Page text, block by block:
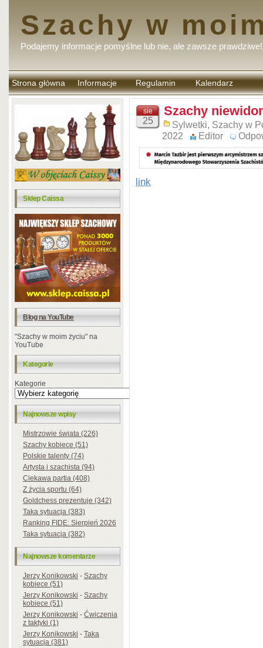
Szachy w
Podajemy informacje pomyślne lub nie, ale zawsze prawdziwe!
Strona główna Informacje Regulamin
komentarzy
Kalendarz
Sklep Caissa
Blog na YouTube
"Szachy w moim życiu" na
YouTube
Kategorie
Kategorie
Najnowsze wpisy
Mistrzowie świata (226)
Szachy kobiece (51)
Polskie talenty (74)
Artysta i szachista (94)
Ciekawa partia (408)
Z życia sportu (64)
Goldchess prezentuje (342)
Taka sytuacja (383)
Ranking FIDE: Sierpień 2026
Taka sytuacja (382)
Najnowsze komentarze
Jerzy Konikowski-Szachy
kobiece (51)
Jerzy Konikowski-Szachy
kobiece (51)
Jerzy Konikowski-Ćwiczenia
z taktyki (1)
Jerzy Konikowski-Taka
sytuacja (381)
sie
25
Szachy
Sylwetki, Szachy w
2022
Editor
link